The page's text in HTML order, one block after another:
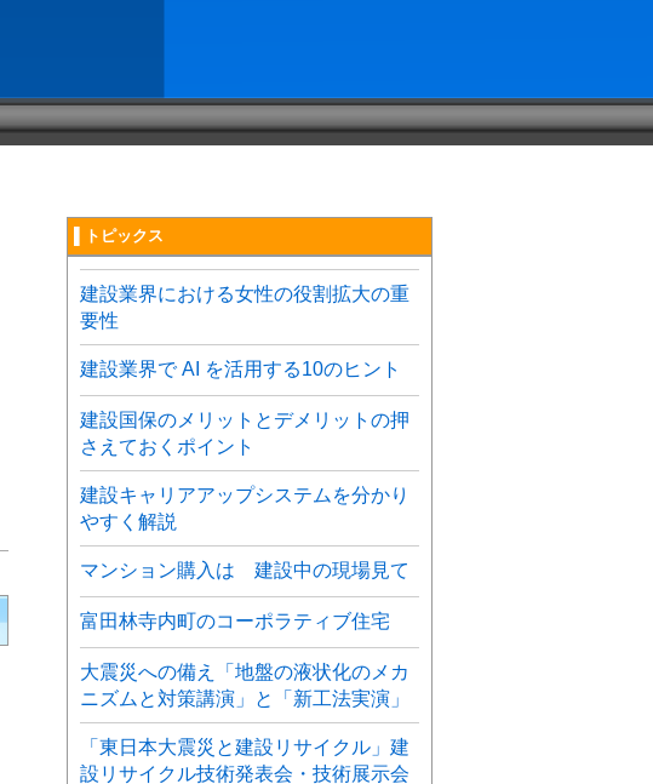
▌トピックス
建設業界における女性の役割拡大の重
要性
建設業界で AI を活用する10のヒント
建設国保のメリットとデメリットの押
さえておくポイント
建設キャリアアップシステムを分かり
やすく解説
マンション購入は 建設中の現場見て
富田林寺内町のコーポラティブ住宅
大震災への備え「地盤の液状化のメカ
ニズムと対策講演」と「新工法実演」
「東日本大震災と建設リサイクル」建
設リサイクル技術発表会・技術展示会